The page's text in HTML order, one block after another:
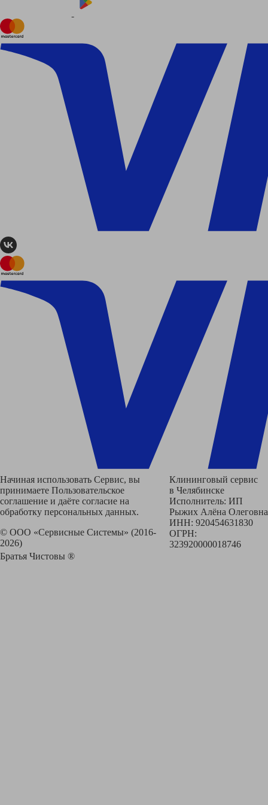
Начиная использовать Сервис, вы
принимаете Пользовательское
соглашение и даёте согласие на
обработку персональных данных.
© ООО «Сервисные Системы» (2016-
2026)
Братья Чистовы ®
Клининговый сервис
в Челябинске
Исполнитель: ИП
Рыжих Алёна Олеговна
ИНН: 920454631830
ОГРН:
323920000018746